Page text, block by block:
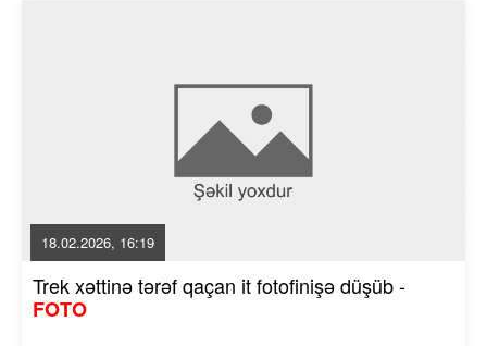
18.02.2026, 16:19
Trek xəttinə tərəf qaçan it fotofinişə düşüb -
FOTO